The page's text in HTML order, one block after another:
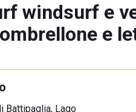
windsurf e
e
Battipaglia, Lago